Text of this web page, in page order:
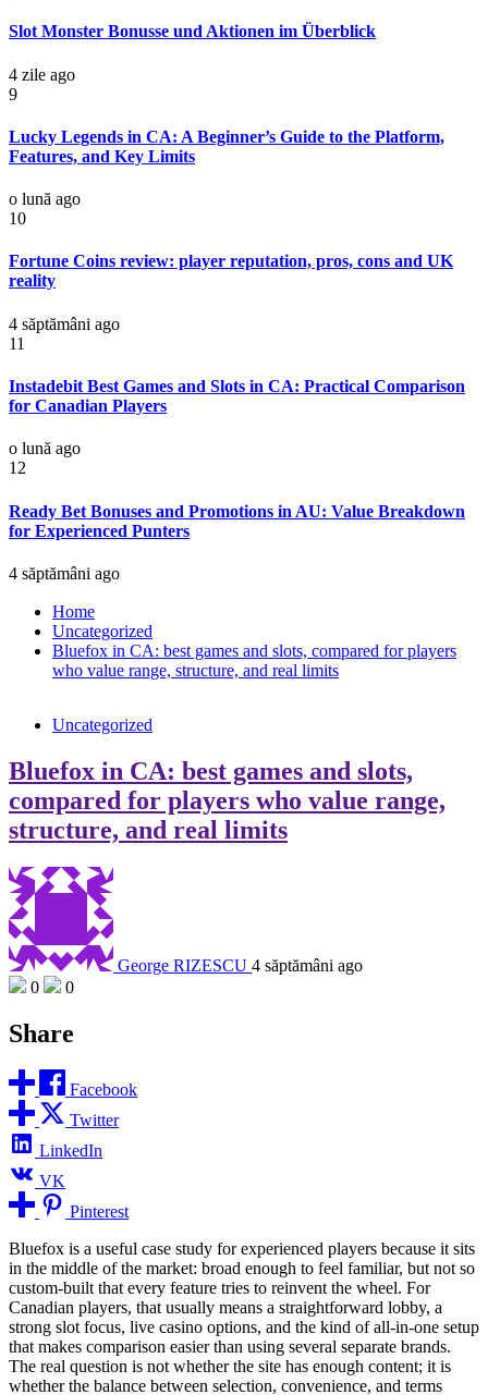
Slot Monster Bonusse und Aktionen im Überblick
4 zile ago
9
Lucky Legends in CA: A Beginner’s Guide to the Platform,
Features, and Key Limits
o lună ago
10
Fortune Coins review: player reputation, pros, cons and UK
reality
4 săptămâni ago
11
Instadebit Best Games and Slots in CA: Practical Comparison
for Canadian Players
o lună ago
12
Ready Bet Bonuses and Promotions in AU: Value Breakdown
for Experienced Punters
4 săptămâni ago
Home
Uncategorized
Bluefox in CA: best games and slots, compared for players
who value range, structure, and real limits
Uncategorized
Bluefox in CA: best games and slots,
compared for players who value range,
structure, and real limits
George RIZESCU 4 săptămâni ago
0
0
Share
Facebook
Twitter
LinkedIn
VK
Pinterest
Bluefox is a useful case study for experienced players because it sits
in the middle of the market: broad enough to feel familiar, but not so
custom-built that every feature tries to reinvent the wheel. For
Canadian players, that usually means a straightforward lobby, a
strong slot focus, live casino options, and the kind of all-in-one setup
that makes comparison easier than using several separate brands.
The real question is not whether the site has enough content; it is
whether the balance between selection, convenience, and terms